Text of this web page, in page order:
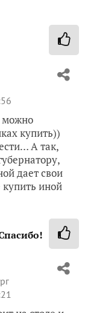
можно
купить))
А так,
дает свои
иной